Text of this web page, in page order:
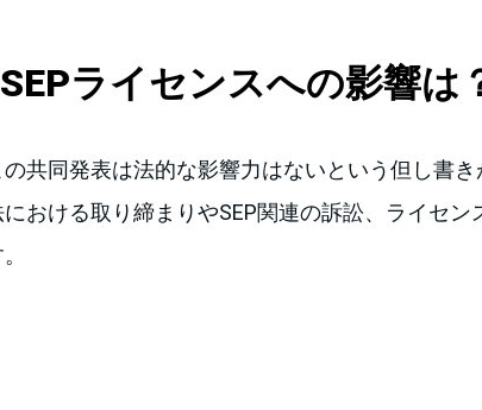
SEPライセンスへの影響は
共同発表は法的な影響力はないという但し書
おける取り締まりやSEP関連の訴訟、ライセン